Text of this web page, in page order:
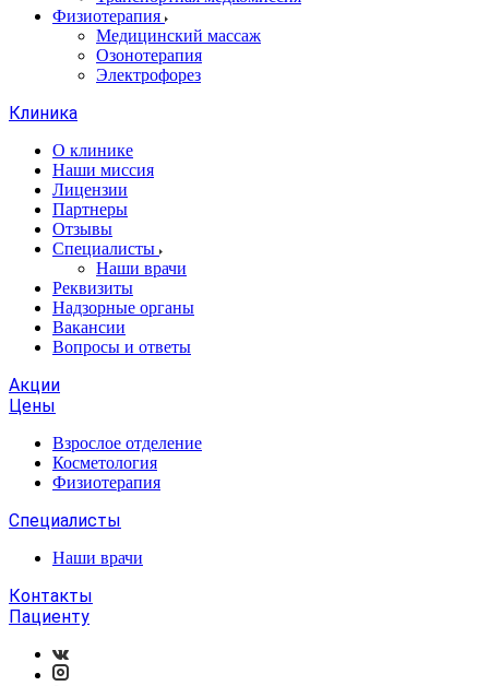
Физиотерапия
Медицинский массаж
Озонотерапия
Электрофорез
Клиника
О клинике
Наши миссия
Лицензии
Партнеры
Отзывы
Специалисты
Наши врачи
Реквизиты
Надзорные органы
Вакансии
Вопросы и ответы
Акции
Цены
Взрослое отделение
Косметология
Физиотерапия
Специалисты
Наши врачи
Контакты
Пациенту